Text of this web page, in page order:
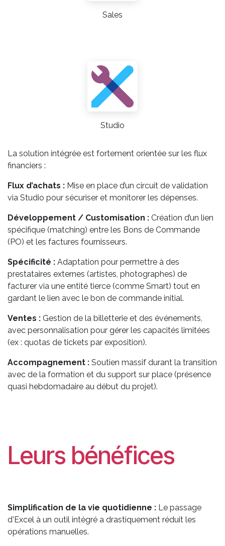
Sales
Studio
La solution intégrée est fortement orientée sur les flux
financiers :
Flux d’achats : Mise en place d’un circuit de validation
via Studio pour sécuriser et monitorer les dépenses.
Développement / Customisation : Création d’un lien
spécifique (matching) entre les Bons de Commande
(PO) et les factures fournisseurs.
Spécificité : Adaptation pour permettre à des
prestataires externes (artistes, photographes) de
facturer via une entité tierce (comme Smart) tout en
gardant le lien avec le bon de commande initial.
Ventes : Gestion de la billetterie et des événements,
avec personnalisation pour gérer les capacités limitées
(ex : quotas de tickets par exposition).
Accompagnement : Soutien massif durant la transition
avec de la formation et du support sur place (présence
quasi hebdomadaire au début du projet).
Leurs bénéfices
Simplification de la vie quotidienne : Le passage
d'Excel à un outil intégré a drastiquement réduit les
opérations manuelles.